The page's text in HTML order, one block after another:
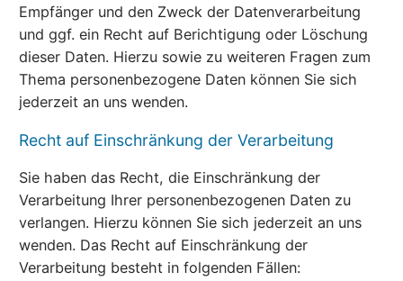
Empfänger und den Zweck der Datenverarbeitung
und ggf. ein Recht auf Berichtigung oder Löschung
dieser Daten. Hierzu sowie zu weiteren Fragen zum
Thema personenbezogene Daten können Sie sich
jederzeit an uns wenden.
Recht auf Einschränkung der Verarbeitung
Sie haben das Recht, die Einschränkung der
Verarbeitung Ihrer personenbezogenen Daten zu
verlangen. Hierzu können Sie sich jederzeit an uns
wenden. Das Recht auf Einschränkung der
Verarbeitung besteht in folgenden Fällen: